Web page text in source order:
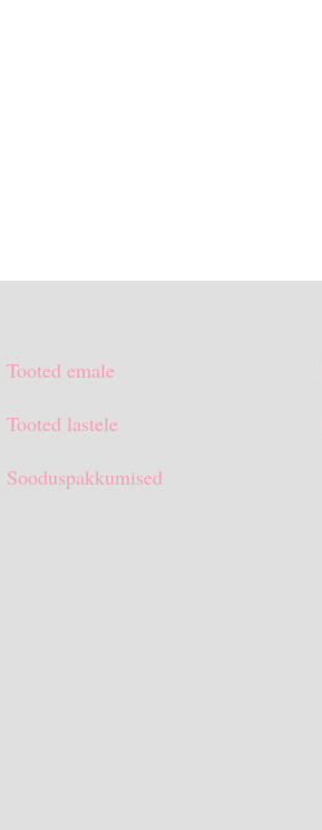
Tooted emale
Tooted lastele
Sooduspakkumised